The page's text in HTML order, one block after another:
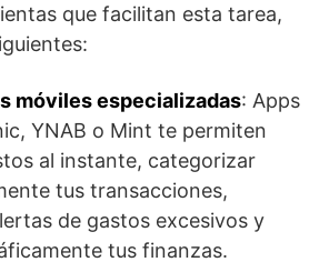
que facilitan esta tarea,
móviles especializadas: Apps
YNAB o Mint te permiten
al instante, categorizar
tus transacciones,
de gastos excesivos y
tus finanzas.